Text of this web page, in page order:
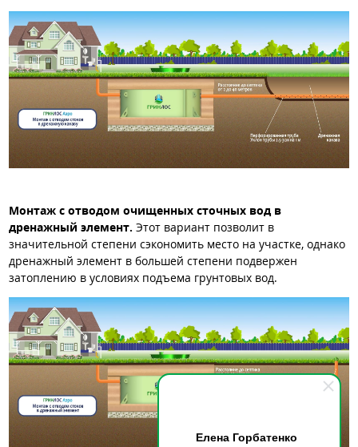
Елена Горбатенко
Монтаж с отводом очищенных сточных вод в
дренажный элемент. Этот вариант позволит в
значительной степени сэкономить место на участке, однако
дренажный элемент в большей степени подвержен
затоплению в условиях подъема грунтовых вод.